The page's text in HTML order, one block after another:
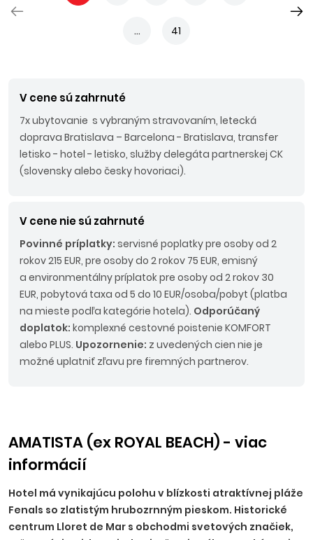
... 41
V cene sú zahrnuté
7x ubytovanie s vybraným stravovaním, letecká
doprava Bratislava – Barcelona - Bratislava, transfer
letisko - hotel - letisko, služby delegáta partnerskej CK
(slovensky alebo česky hovoriaci).
V cene nie sú zahrnuté
Povinné príplatky: servisné poplatky pre osoby od 2
rokov 215 EUR, pre osoby do 2 rokov 75 EUR, emisný
a environmentálny príplatok pre osoby od 2 rokov 30
EUR, pobytová taxa od 5 do 10 EUR/osoba/pobyt (platba
na mieste podľa kategórie hotela). Odporúčaný
doplatok: komplexné cestovné poistenie KOMFORT
alebo PLUS. Upozornenie: z uvedených cien nie je
možné uplatniť zľavu pre firemných partnerov.
AMATISTA (ex ROYAL BEACH) - viac
informácií
Hotel má vynikajúcu polohu v blízkosti atraktívnej pláže
Fenals so zlatistým hrubozrnným pieskom. Historické
centrum Lloret de Mar s obchodmi svetových značiek,